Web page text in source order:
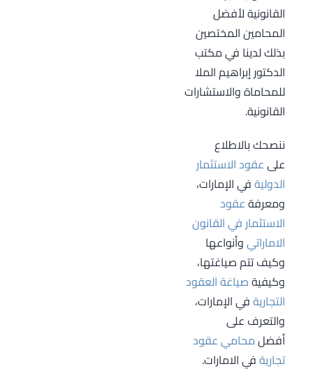
التي ترجع إلى
الآلات التي
يستعملها الناقل
في تنفيذ عملية
النقل، ولو ثبت
اتخاذه الحيطة
الكافية لضمان
صلاحيتها للعمل
ومنع وقوع الضرر.
القانونية لأفضل
المحامين المختصين
بذلك لدينا في مكتب
الدكتور إبراهيم الملا
للمحاماة والاستشارات
القانونية.
ننصحك بالاطلاع
علىعقود الاستثمار
الدوليةفي الإمارات،
ومعرفةعقود
الاستثمار في القانون
الاماراتيوأنواعها
وكيف تتم صياغتها،
وكيفيةصياغة العقود
التجاريةفي الإمارات،
والتعرف على
أفضلمحامي عقود
تجاريةفي الامارات.